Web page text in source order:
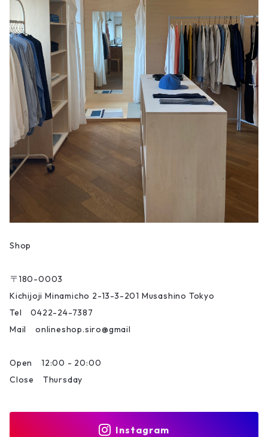
Shop
〒180-0003
Kichijoji Minamicho 2-13-3-201 Musashino Tokyo
Tel 0422-24-7387
Mail onlineshop.siro@gmail
Open 12:00 - 20:00
Close Thursday
Instagram